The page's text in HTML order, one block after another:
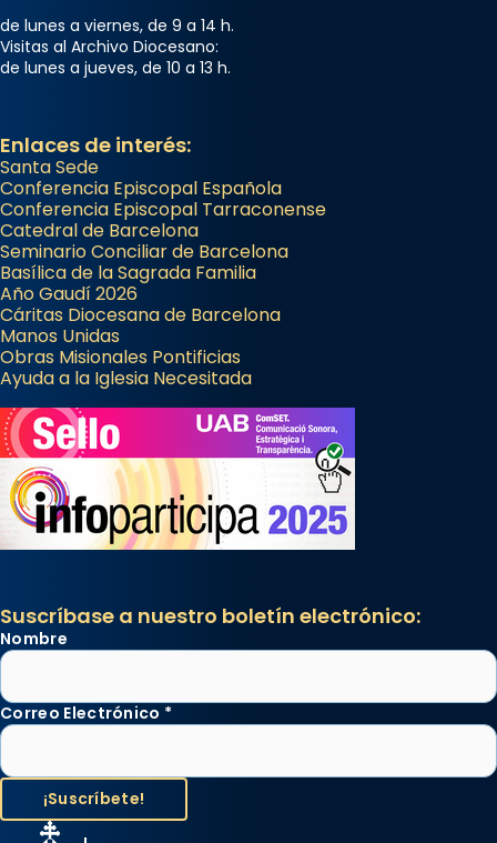
de lunes a viernes, de 9 a 14 h.
Visitas al Archivo Diocesano:
de lunes a jueves, de 10 a 13 h.
Enlaces de interés:
Santa Sede
Conferencia Episcopal Española
Conferencia Episcopal Tarraconense
Catedral de Barcelona
Seminario Conciliar de Barcelona
Basílica de la Sagrada Familia
Año Gaudí 2026
Cáritas Diocesana de Barcelona
Manos Unidas
Obras Misionales Pontificias
Ayuda a la Iglesia Necesitada
Suscríbase a nuestro boletín electrónico:
Nombre
Correo Electrónico *